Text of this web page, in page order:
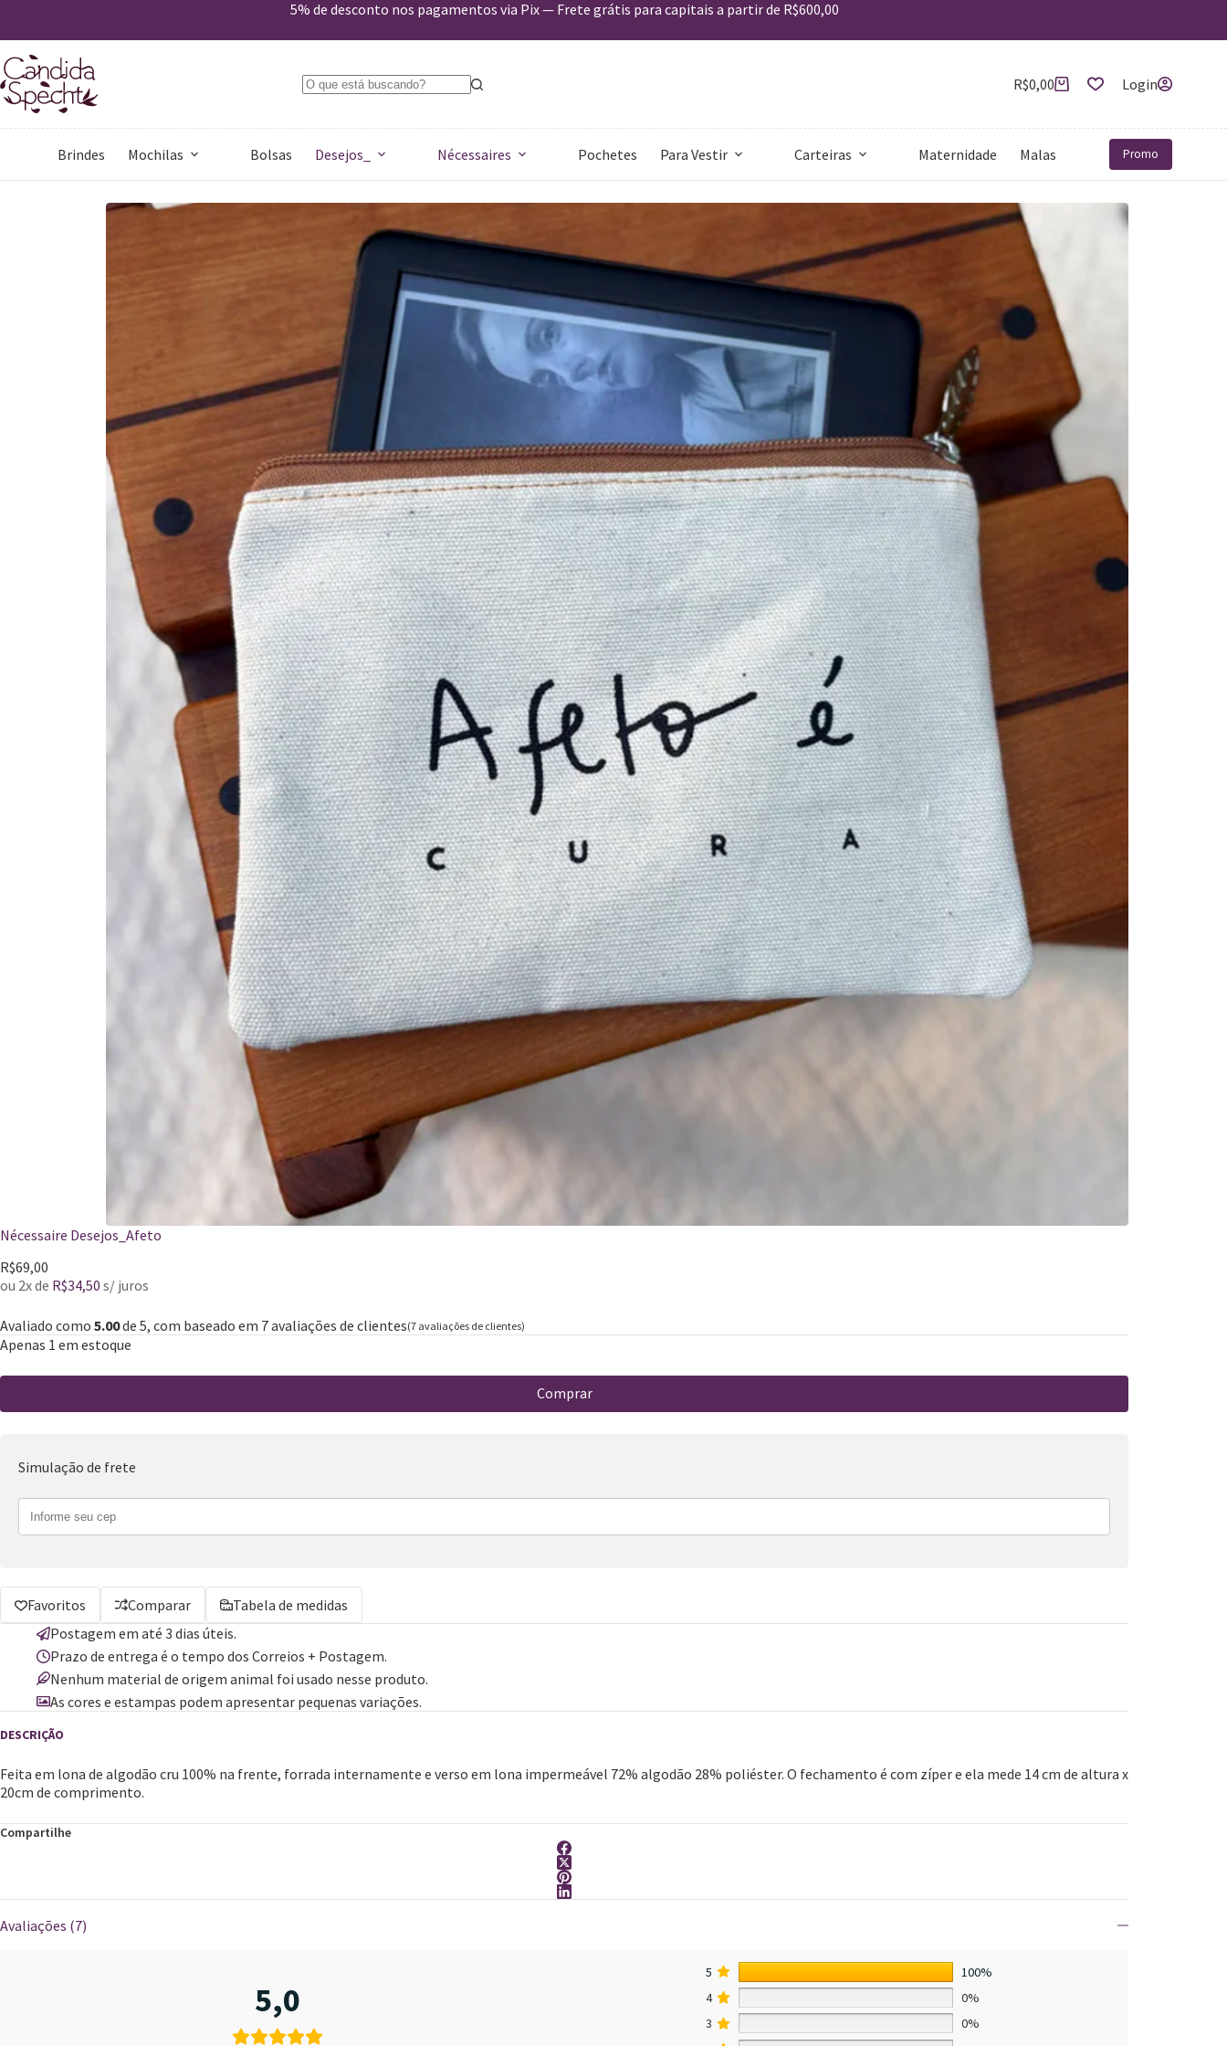
Apenas 1 em estoque
5% de desconto nos pagamentos via Pix — Frete grátis para capitais a partir de R$600,00
R$0,00 Login
Brindes Mochilas Bolsas Desejos_ Nécessaires Pochetes Para Vestir Carteiras Maternidade Malas Promo
Nécessaire Desejos_Afeto
R$69,00
ou 2x de R$34,50 s/ juros
Avaliado como 5.00de 5, com baseado em 7avaliações de clientes(7 avaliações de clientes)
Apenas 1 em estoque
Comprar
Simulação de frete
Favoritos Comparar
Tabela de medidas
Postagem em até 3 dias úteis.
Prazo de entrega é o tempo dos Correios + Postagem.
Nenhum material de origem animal foi usado nesse produto.
As cores e estampas podem apresentar pequenas variações.
Feita em lona de algodão cru 100% na frente, forrada internamente e verso em lona impermeável 72% algodão 28% poliéster. O fechamento é com zíper e ela mede 14 cm de altura x
20cm de comprimento.
Compartilhe
Avaliações (7)
5,0
5
100%
4
0%
3
0%